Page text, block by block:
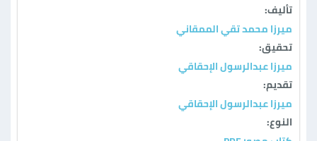
تأليف:
ميرزا محمد تقي الممقاني
تحقيق:
ميرزا عبدالرسول الإحقاقي
تقديم:
ميرزا عبدالرسول الإحقاقي
النوع: